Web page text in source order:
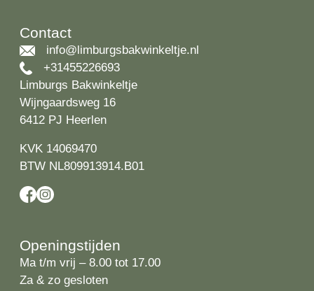
Contact
info@limburgsbakwinkeltje.nl
+31455226693
Limburgs Bakwinkeltje
Wijngaardsweg 16
6412 PJ Heerlen
KVK 14069470
BTW NL809913914.B01
Openingstijden
Ma t/m vrij – 8.00 tot 17.00
Za & zo gesloten